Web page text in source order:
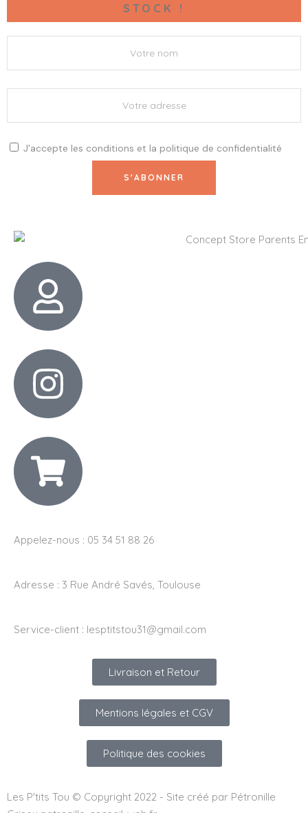
STOCK !
J'accepte les conditions et la politique de confidentialité
Appelez-nous : 05 34 51 88 26
Adresse : 3 Rue André Savés, Toulouse
Service-client : lesptitstou31@gmail.com
Livraison et Retour
Mentions légales et CGV
Politique des cookies
Les P'tits Tou © Copyright 2022 - Site créé par Pétronille